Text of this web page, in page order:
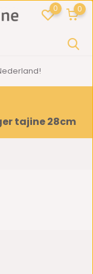
0 0
tajine 28cm